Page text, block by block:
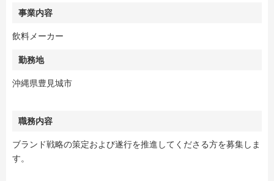
事業内容
飲料メーカー
勤務地
沖縄県豊見城市
職務内容
ブランド戦略の策定および遂行を推進してくださる方を募集しま
す。